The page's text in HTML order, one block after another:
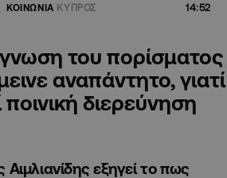
ΚΟΙΝΩΝΙΑ ΚΥΠΡΟΣ 14:52
του πορίσματος
αναπάντητο, γιατί
διερεύνηση
Αιμλιανίδης εξηγεί το πως